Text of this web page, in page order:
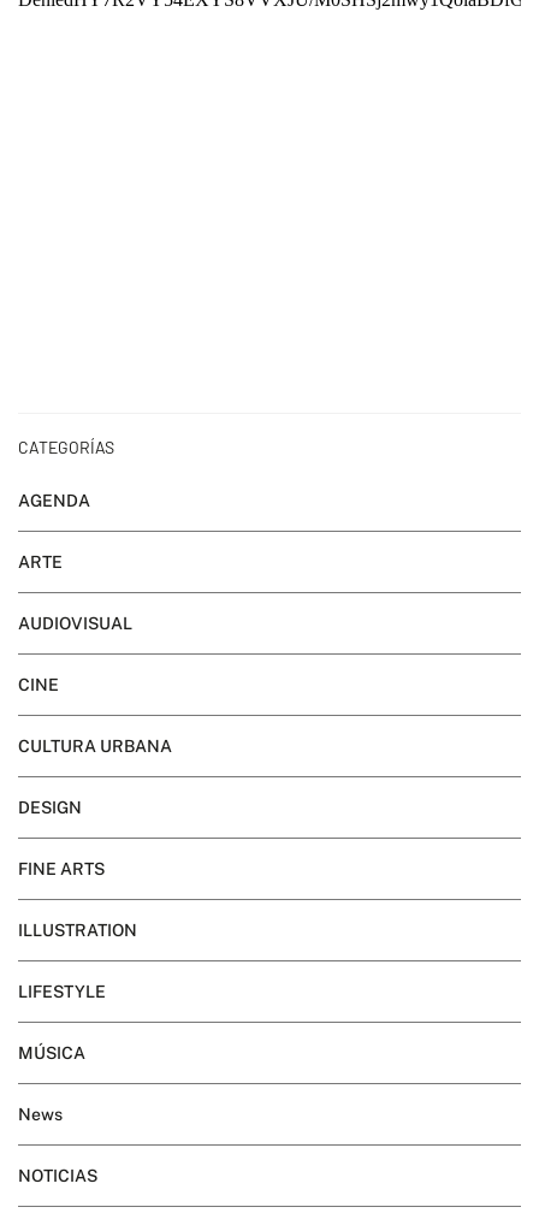
CATEGORÍAS
AGENDA
ARTE
AUDIOVISUAL
CINE
CULTURA URBANA
DESIGN
FINE ARTS
ILLUSTRATION
LIFESTYLE
MÚSICA
News
NOTICIAS